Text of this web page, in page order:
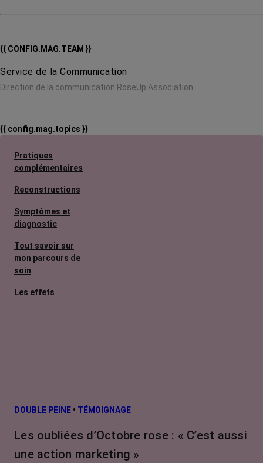
{{ CONFIG.MAG.TEAM }}
Service de la Communication
Direction de la communication RoseUp Association
{{ config.mag.topics }}
Pratiques
complémentaires
Reconstructions
Symptômes et
diagnostic
Tout savoir sur
mon parcours de
soin
Les effets
L’après cancer
Traitements
contre le cancer
DOUBLE PEINE • TÉMOIGNAGE
Les oubliées d’Octobre rose : « C’est aussi
une action marketing »